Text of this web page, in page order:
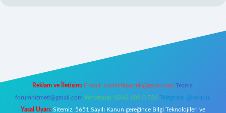
Reklam ve İletişim: E-mail: backlinkpaneli@gmail.com Teams:
forumhizmeti@gmail.com Whatsapp: 0262 606 0 726 Telegram: @karabul
Yasal Uyarı: Sitemiz, 5651 Sayılı Kanun gereğince Bilgi Teknolojileri ve